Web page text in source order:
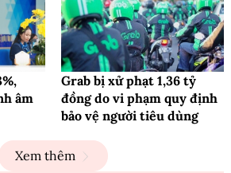
âm
Grab bị xử phạt 1,36 tỷ
đồng do vi phạm quy định
bảo vệ người tiêu dùng
Xem thêm